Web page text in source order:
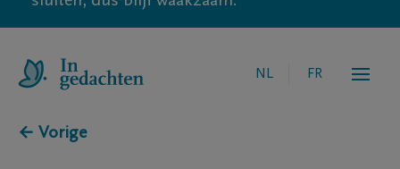
NL FR
← Vorige